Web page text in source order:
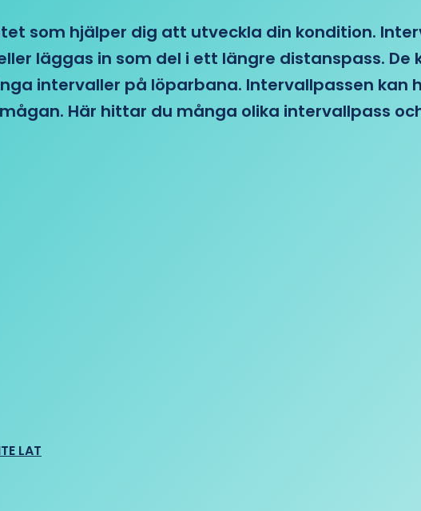
som hjälper dig att utveckla din kondition.
läggas in som del i ett längre distanspass. De
intervaller på löparbana. Intervallpassen kan
Här hittar du många olika intervallpass
LAT